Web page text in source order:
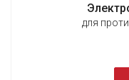
для